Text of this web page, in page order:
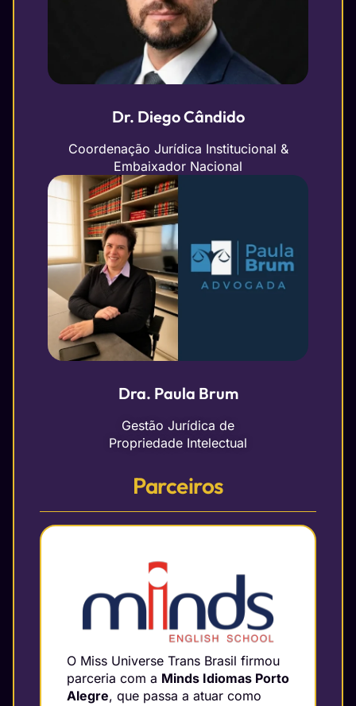
Dr. Diego Cândido
Coordenação Jurídica Institucional &
Embaixador Nacional
Dra. Paula Brum
Gestão Jurídica de
Propriedade Intelectual
Parceiros
O Miss Universe Trans Brasil firmou
parceria com a Minds Idiomas Porto
Alegre, que passa a atuar como